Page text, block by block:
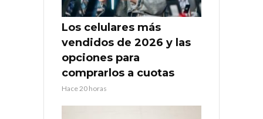
Los celulares más
vendidos de 2026 y las
opciones para
comprarlos a cuotas
Hace 20 horas